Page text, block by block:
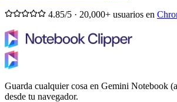
4.85/5 · 20,000+ usuarios en
Guarda cualquier cosa en Gemini Notebook
desde tu navegador.